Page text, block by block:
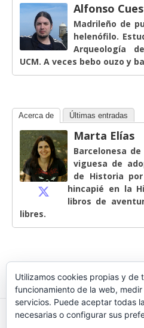
Alfonso
Madrileño de
helenófilo.
Arqueología
UCM. A veces bebo ouzo y
Acerca de Últimas entradas
Marta Elías
Barcelonesa
viguesa de
de Historia
hincapié en la
libros de
libres.
Utilizamos cookies propias y de
funcionamiento de la web,
servicios. Puede aceptar todas
necesarias o configurar sus